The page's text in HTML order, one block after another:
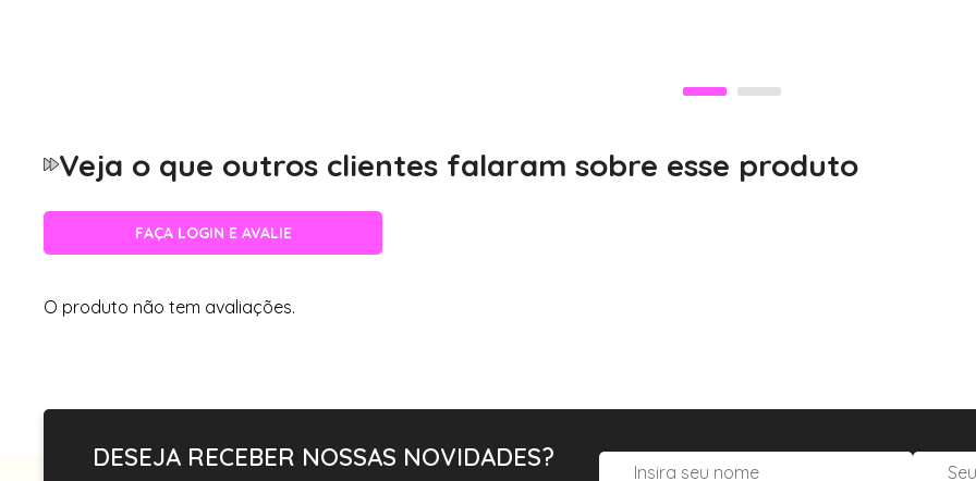
Veja o que outros clientes falaram sobre esse produto
FAÇA LOGIN E AVALIE
O produto não tem avaliações.
DESEJA RECEBER NOSSAS NOVIDADES?